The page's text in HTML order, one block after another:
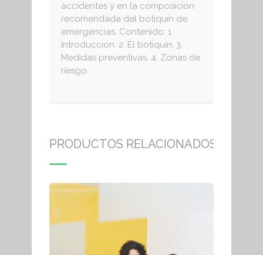
accidentes y en la composición
recomendada del botiquín de
emergencias. Contenido: 1.
Introducción. 2. El botiquín. 3.
Medidas preventivas. 4. Zonas de
riesgo.
PRODUCTOS RELACIONADOS